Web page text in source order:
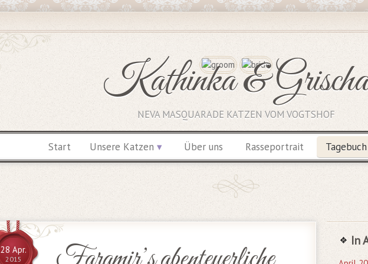
Kathinka &
NEVA MASQUARADE KATZEN VOM VOGTSHOF
Start Unsere Katzen Über uns Rasseportrait Tagebuch
28 Apr.
2015
In